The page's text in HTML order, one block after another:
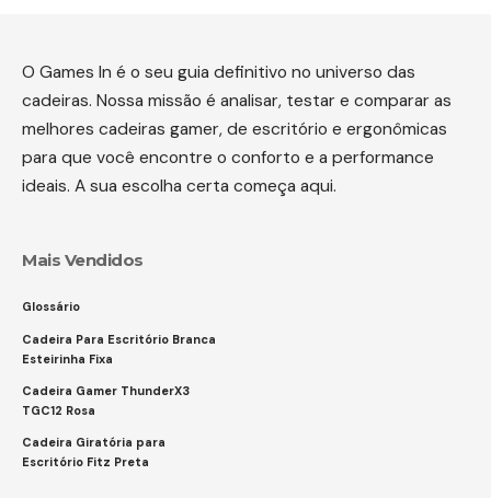
O Games In é o seu guia definitivo no universo das
cadeiras. Nossa missão é analisar, testar e comparar as
melhores cadeiras gamer, de escritório e ergonômicas
para que você encontre o conforto e a performance
ideais. A sua escolha certa começa aqui.
Mais Vendidos
Glossário
Cadeira Para Escritório Branca
Esteirinha Fixa
Cadeira Gamer ThunderX3
TGC12 Rosa
Cadeira Giratória para
Escritório Fitz Preta